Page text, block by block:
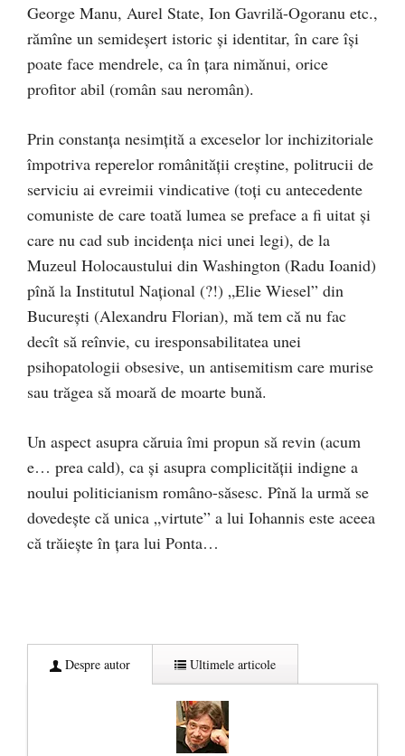
George Manu, Aurel State, Ion Gavrilă-Ogoranu etc.,
rămîne un semideșert istoric și identitar, în care își
poate face mendrele, ca în țara nimănui, orice
profitor abil (român sau neromân).
Prin constanța nesimțită a exceselor lor inchizitoriale
împotriva reperelor românității creștine, politrucii de
serviciu ai evreimii vindicative (toți cu antecedente
comuniste de care toată lumea se preface a fi uitat și
care nu cad sub incidența nici unei legi), de la
Muzeul Holocaustului din Washington (Radu Ioanid)
pînă la Institutul Național (?!) „Elie Wiesel” din
București (Alexandru Florian), mă tem că nu fac
decît să reînvie, cu iresponsabilitatea unei
psihopatologii obsesive, un antisemitism care murise
sau trăgea să moară de moarte bună.
Un aspect asupra căruia îmi propun să revin (acum
e… prea cald), ca și asupra complicității indigne a
noului politicianism româno-săsesc. Pînă la urmă se
dovedește că unica „virtute” a lui Iohannis este aceea
că trăiește în țara lui Ponta…
Despre autor Ultimele articole